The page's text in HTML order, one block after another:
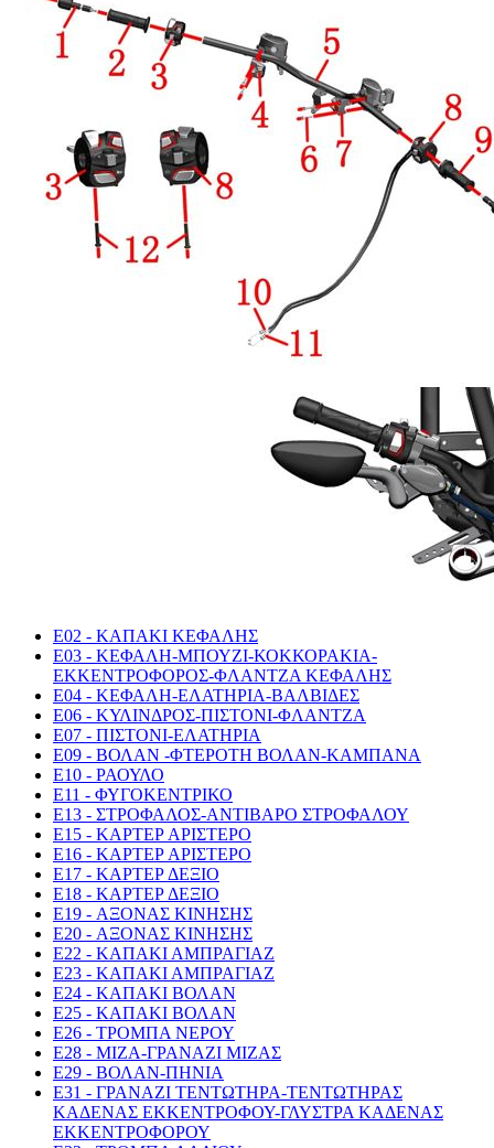
E02 - KAΠΑΚΙ ΚΕΦΑΛΗΣ
E03 - ΚΕΦΑΛΗ-ΜΠΟΥΖΙ-ΚΟΚΚΟΡΑΚΙΑ-
ΕΚΚΕΝΤΡΟΦΟΡΟΣ-ΦΛΑΝΤΖΑ ΚΕΦΑΛΗΣ
E04 - ΚΕΦΑΛΗ-ΕΛΑΤΗΡΙΑ-ΒΑΛΒΙΔΕΣ
E06 - ΚΥΛΙΝΔΡΟΣ-ΠΙΣΤΟΝΙ-ΦΛΑΝΤΖΑ
E07 - ΠΙΣΤΟΝΙ-ΕΛΑΤΗΡΙΑ
E09 - ΒΟΛΑΝ -ΦΤΕΡΟΤΗ ΒΟΛΑΝ-ΚΑΜΠΑΝΑ
E10 - ΡΑΟΥΛΟ
E11 - ΦΥΓΟΚΕΝΤΡΙΚΟ
E13 - ΣΤΡΟΦΑΛΟΣ-ΑΝΤΙΒΑΡΟ ΣΤΡΟΦΑΛΟΥ
E15 - ΚΑΡΤΕΡ ΑΡΙΣΤΕΡΟ
E16 - ΚΑΡΤΕΡ ΑΡΙΣΤΕΡΟ
E17 - ΚΑΡΤΕΡ ΔΕΞΙΟ
E18 - ΚΑΡΤΕΡ ΔΕΞΙΟ
E19 - ΑΞΟΝΑΣ ΚΙΝΗΣΗΣ
E20 - ΑΞΟΝΑΣ ΚΙΝΗΣΗΣ
E22 - ΚΑΠΑΚΙ ΑΜΠΡΑΓΙΑΖ
E23 - ΚΑΠΑΚΙ ΑΜΠΡΑΓΙΑΖ
E24 - ΚΑΠΑΚΙ ΒΟΛΑΝ
E25 - ΚΑΠΑΚΙ ΒΟΛΑΝ
E26 - ΤΡΟΜΠΑ ΝΕΡΟΥ
E28 - ΜΙΖΑ-ΓΡΑΝΑΖΙ ΜΙΖΑΣ
E29 - ΒΟΛΑΝ-ΠΗΝΙΑ
E31 - ΓΡΑΝΑΖΙ ΤΕΝΤΩΤΗΡΑ-ΤΕΝΤΩΤΗΡΑΣ
ΚΑΔΕΝΑΣ ΕΚΚΕΝΤΡΟΦΟΥ-ΓΛΥΣΤΡΑ ΚΑΔΕΝΑΣ
ΕΚΚΕΝΤΡΟΦΟΡΟΥ